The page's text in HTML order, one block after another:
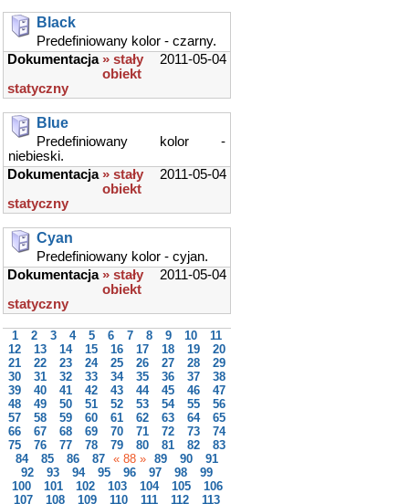
Black
Predefiniowany kolor - czarny.
2011-05-04
Dokumentacja » stały
obiekt
statyczny
Blue
Predefiniowany kolor -
niebieski.
2011-05-04
Dokumentacja » stały
obiekt
statyczny
Cyan
Predefiniowany kolor - cyjan.
2011-05-04
Dokumentacja » stały
obiekt
statyczny
1 2 3 4 5 6 7 8 9 10
11
12
13 14 15 16 17 18 19
20
21
22 23 24 25 26 27 28
29
30
31 32 33 34 35 36 37
38
39
40 41 42 43 44 45 46
47
48
49 50 51 52 53 54 55
56
57
58 59 60 61 62 63 64
65
66
67 68 69 70 71 72 73
74
75
76 77 78 79 80 81 82
83
84
85 86 87 « 88 » 89 90
91
92
93 94 95 96 97 98
99
100
101 102 103 104 105
106
107
108 109 110 111 112 113